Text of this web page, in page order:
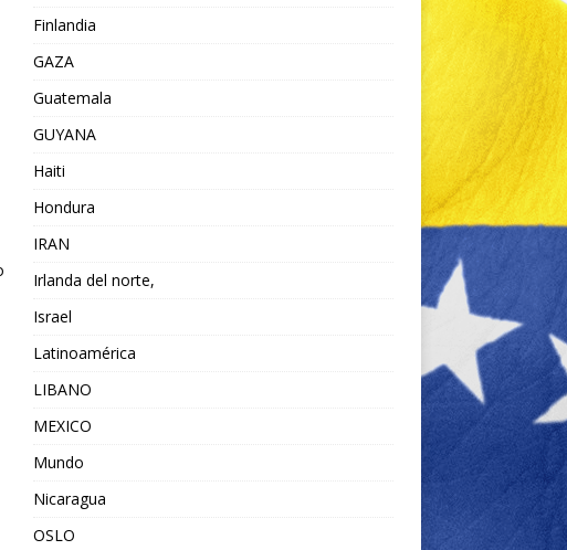
Finlandia
GAZA
Guatemala
GUYANA
Haiti
Hondura
IRAN
Irlanda del norte,
Israel
Latinoamérica
LIBANO
MEXICO
Mundo
Nicaragua
OSLO